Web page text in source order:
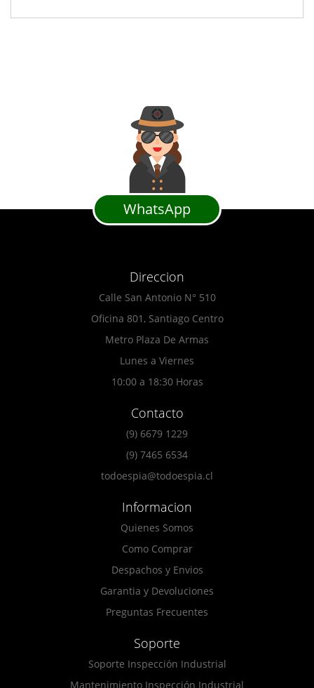
WhatsApp
Direccion
Calle San Antonio N° 510
Oficina 801, Santiago Centro
Metro Plaza De Armas
Lunes a Viernes
10:00 a 18:30 Horas
Contacto
(9) 6679 1229
(9) 7465 6534
todoespia@todoespia.cl
Informacion
Quienes Somos
Como Comprar
Despachos y Envios
Garantia y Devoluciones
Preguntas Frecuentes
Soporte
Soporte Inspección Industrial
Mantenimiento Inspección Industrial